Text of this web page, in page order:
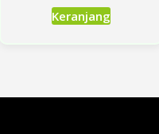
KeranjangProduk
ini